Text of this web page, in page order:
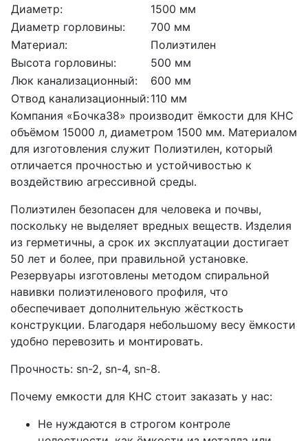
Диаметр:
1500 мм
Диаметр горловины:
700 мм
Материал:
Полиэтилен
Высота горловины:
500 мм
Люк канализационный:
600 мм
Отвод канализационный:110 мм
Компания «Бочка38» производит ёмкости для КНС
объёмом 15000 л, диаметром 1500 мм. Материалом
для изготовления служит Полиэтилен, который
отличается прочностью и устойчивостью к
воздействию агрессивной среды.
Полиэтилен безопасен для человека и почвы,
поскольку не выделяет вредных веществ. Изделия
из герметичны, а срок их эксплуатации достигает
50 лет и более, при правильной установке.
Резервуары изготовлены методом спиральной
навивки полиэтиленового профиля, что
обеспечивает дополнительную жёсткость
конструкции. Благодаря небольшому весу ёмкости
удобно перевозить и монтировать.
Прочность: sn-2, sn-4, sn-8.
Почему емкости для КНС стоит заказать у нас:
Не нуждаются в строгом контроле